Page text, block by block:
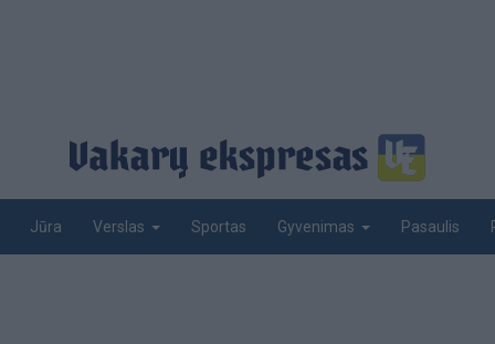
Jūra Verslas Sportas Gyvenimas Pasaulis